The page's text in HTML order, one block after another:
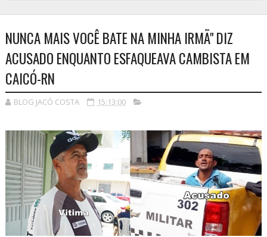
NUNCA MAIS VOCÊ BATE NA MINHA IRMÃ" DIZ
ACUSADO ENQUANTO ESFAQUEAVA CAMBISTA EM
CAICÓ-RN
BLOG JACÓ COSTA 15:13:00